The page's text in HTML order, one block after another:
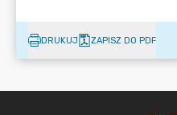
DRUKUJ ZAPISZ DO PDF